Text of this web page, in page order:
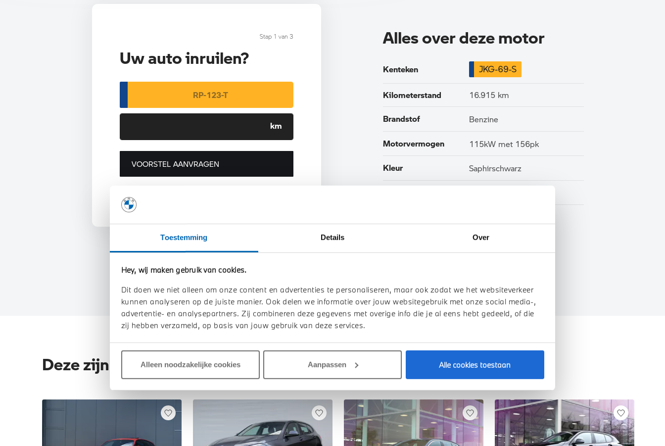
Toestemming Details Over
Hey, wij maken gebruik van cookies.
Dit doen we niet alleen om onze content en advertenties te personaliseren, maar ook zodat we het websiteverkeer
kunnen analyseren op de juiste manier. Ook delen we informatie over jouw websitegebruik met onze social media-,
advertentie- en analysepartners. Zij combineren deze gegevens met overige info die je al eens hebt gedeeld, of die
zij hebben verzameld, op basis van jouw gebruik van deze services.
Alleen noodzakelijke cookies Aanpassen Alle cookies toestaan
Stap 1 van 3
Uw auto inruilen?
VOORSTEL AANVRAGEN
Alles over deze motor
Kenteken JKG-69-S
Kilometerstand 16.915 km
Brandstof Benzine
Motorvermogen 115kW met 156pk
Kleur Saphirschwarz
Deze zijn vergelijkbaar